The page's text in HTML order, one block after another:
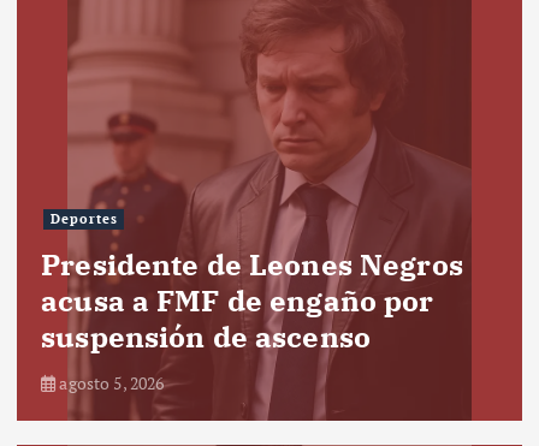
Deportes
Presidente de Leones Negros
acusa a FMF de engaño por
suspensión de ascenso
agosto 5, 2026